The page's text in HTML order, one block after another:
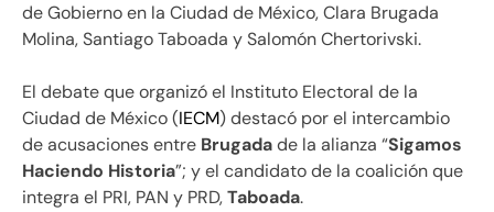
de Gobierno en la Ciudad de México, Clara Brugada
Molina, Santiago Taboada y Salomón Chertorivski.
El debate que organizó el Instituto Electoral de la
Ciudad de México (IECM) destacó por el intercambio
de acusaciones entre Brugadade la alianza “Sigamos
Haciendo Historia”; y el candidato de la coalición que
integra el PRI, PAN y PRD,Taboada.